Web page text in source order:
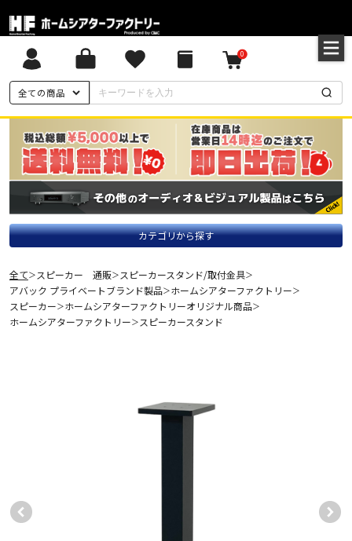
全ての商品
0
カテゴリから探す
全て＞ スピーカー 通販＞ スピーカースタンド/取付金具＞
アバック プライベートブランド製品＞ホームシアターファクトリー＞
スピーカー＞ホームシアターファクトリーオリジナル商品＞
ホームシアターファクトリー＞ スピーカースタンド